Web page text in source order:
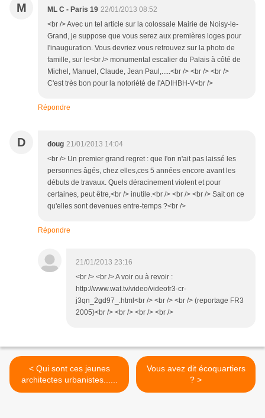
M ML C - Paris 19 22/01/2013 08:52
<br /> Avec un tel article sur la colossale Mairie de Noisy-le-
Grand, je suppose que vous serez aux premières loges pour
l'inauguration. Vous devriez vous retrouvez sur la photo de
famille, sur le<br /> monumental escalier du Palais à côté de
Michel, Manuel, Claude, Jean Paul,.....<br /> <br /> <br />
C'est très bon pour la notoriété de l'ADIHBH-V<br />
Répondre
D doug 21/01/2013 14:04
<br /> Un premier grand regret : que l'on n'ait pas laissé les
personnes âgés, chez elles,ces 5 années encore avant les
débuts de travaux. Quels déracinement violent et pour
certaines, peut être,<br /> inutile.<br /> <br /> <br /> Sait on ce
qu'elles sont devenues entre-temps ?<br />
Répondre
21/01/2013 23:16
<br /> <br /> A voir ou à revoir :
http://www.wat.tv/video/videofr3-cr-
j3qn_2gd97_.html<br /> <br /> <br /> (reportage FR3
2005)<br /> <br /> <br /> <br />
< Qui sont ces jeunes
architectes urbanistes......
Vous avez dit écoquartiers
? >